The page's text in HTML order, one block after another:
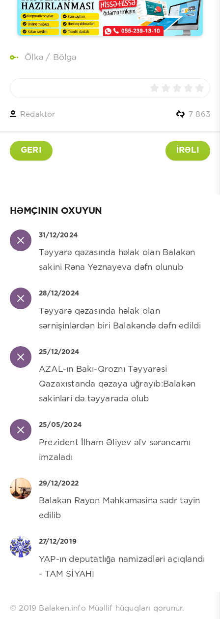
Ölkə / Bölgə
Redaktor 7 863
GERI İRƏLI
HƏMÇININ OXUYUN
31/12/2024
Təyyarə qəzasında həlak olan Balakən
sakini Rəna Yeznayeva dəfn olunub
28/12/2024
Təyyarə qəzasında həlak olan
sərnişinlərdən biri Balakəndə dəfn edildi
25/12/2024
AZAL-ın Bakı-Qroznı Təyyarəsi
Qazaxıstanda qəzaya uğrayıb:Balakən
sakinləri də təyyarədə olub
25/05/2024
Prezident İlham Əliyev əfv sərəncamı
imzaladı
29/12/2022
Balakən Rayon Məhkəməsinə sədr təyin
edilib
27/12/2019
YAP-ın deputatlığa namizədləri açıqlandı
- TAM SİYAHI
© 2019 Balaken.info Müəllif hüquqları qorunur.